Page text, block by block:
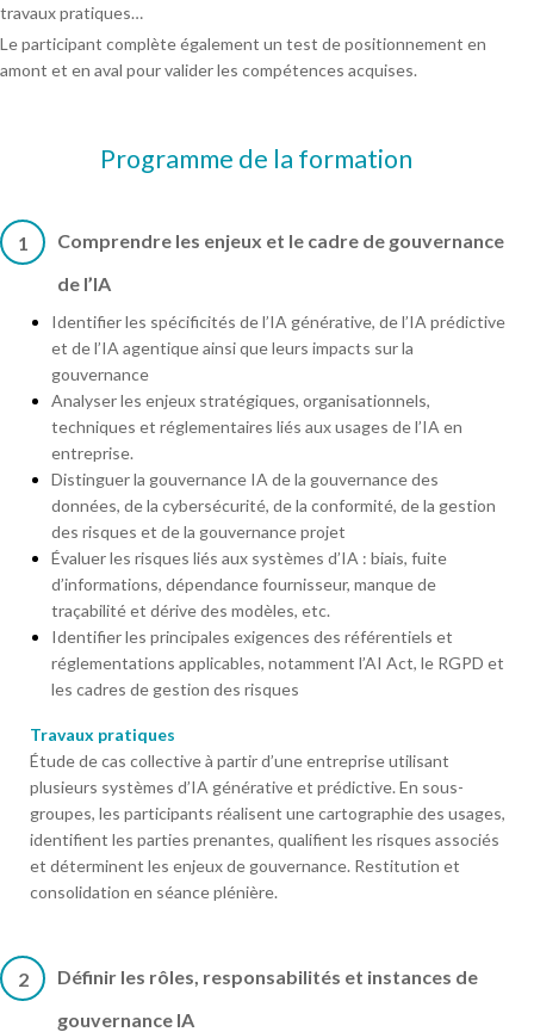
travaux pratiques…
Le participant complète également un test de positionnement en
amont et en aval pour valider les compétences acquises.
Programme de la formation
1
Comprendre les enjeux et le cadre de gouvernance
de l’IA
Identifier les spécificités de l’IA générative, de l’IA prédictive
et de l’IA agentique ainsi que leurs impacts sur la
gouvernance
Analyser les enjeux stratégiques, organisationnels,
techniques et réglementaires liés aux usages de l’IA en
entreprise.
Distinguer la gouvernance IA de la gouvernance des
données, de la cybersécurité, de la conformité, de la gestion
des risques et de la gouvernance projet
Évaluer les risques liés aux systèmes d’IA : biais, fuite
d’informations, dépendance fournisseur, manque de
traçabilité et dérive des modèles, etc.
Identifier les principales exigences des référentiels et
réglementations applicables, notamment l’AI Act, le RGPD et
les cadres de gestion des risques
Travaux pratiques
Étude de cas collective à partir d’une entreprise utilisant
plusieurs systèmes d’IA générative et prédictive. En sous-
groupes, les participants réalisent une cartographie des usages,
identifient les parties prenantes, qualifient les risques associés
et déterminent les enjeux de gouvernance. Restitution et
consolidation en séance plénière.
2
Définir les rôles, responsabilités et instances de
gouvernance IA